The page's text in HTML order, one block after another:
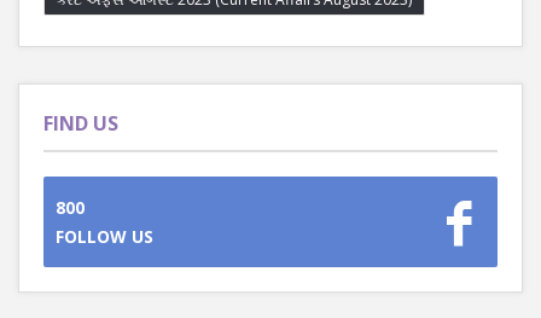
FIND US
800
FOLLOW US